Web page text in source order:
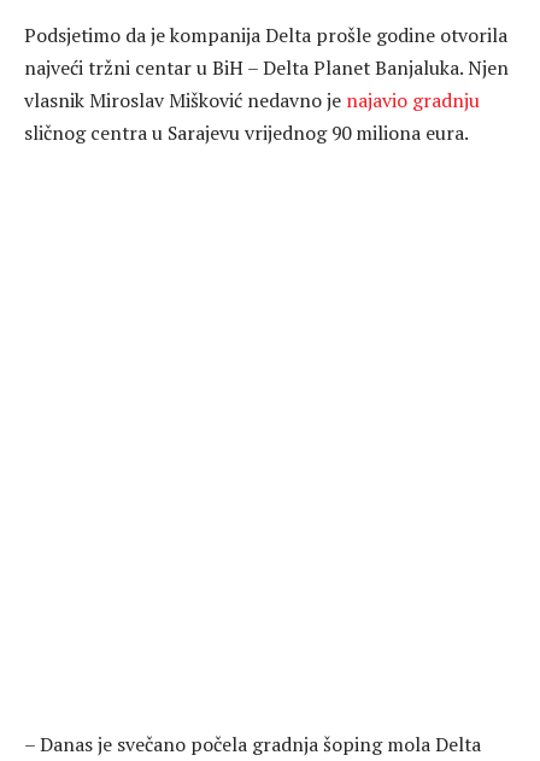
Podsjetimo da je kompanija Delta prošle godine otvorila
najveći tržni centar u BiH – Delta Planet Banjaluka. Njen
vlasnik Miroslav Mišković nedavno je najavio gradnju
sličnog centra u Sarajevu vrijednog 90 miliona eura.
– Danas je svečano počela gradnja šoping mola Delta